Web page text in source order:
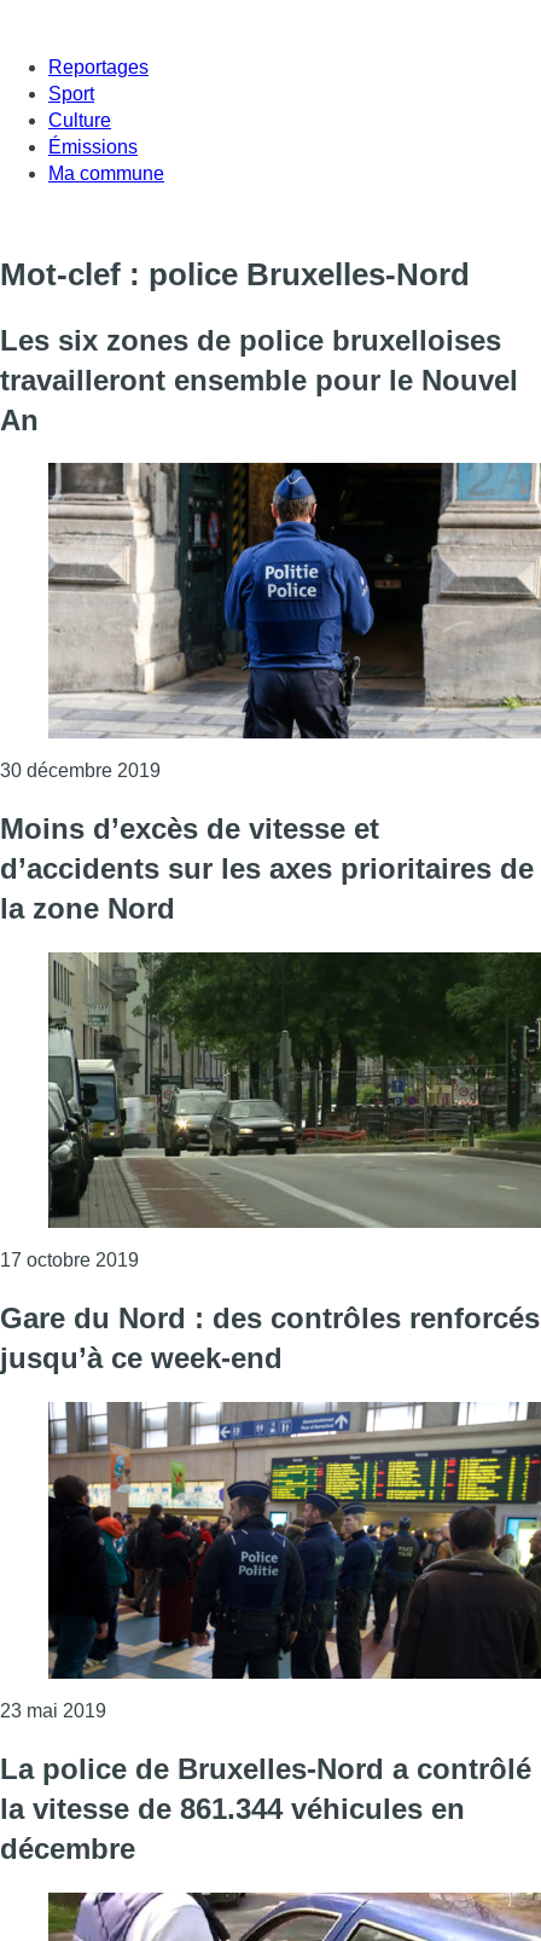
Reportages
Sport
Culture
Émissions
Ma commune
Mot-clef : police Bruxelles-Nord
Les six zones de police bruxelloises
travailleront ensemble pour le Nouvel
An
30 décembre 2019Consulter l'article "Les six zones de police
Moins d’excès de vitesse et
d’accidents sur les axes prioritaires de
la zone Nord
17 octobre 2019Consulter l'article "Moins d’excès de vitesse
Gare du Nord : des contrôles renforcés
jusqu’à ce week-end
23 mai 2019Consulter l'article "Gare du Nord : des contrôles
La police de Bruxelles-Nord a contrôlé
la vitesse de 861.344 véhicules en
décembre